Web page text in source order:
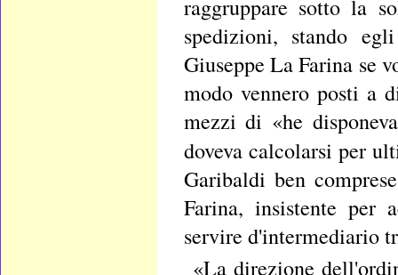
raggruppare sotto la
spedizioni, stando
Giuseppe La Farina se
modo vennero posti a
mezzi di «he
doveva calcolarsi per
Garibaldi ben
Farina, insistente per
servire d'intermediario
«La direzione